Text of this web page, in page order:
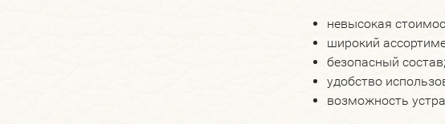
невысокая
широкий
безопасный состав;
удобство
возможность